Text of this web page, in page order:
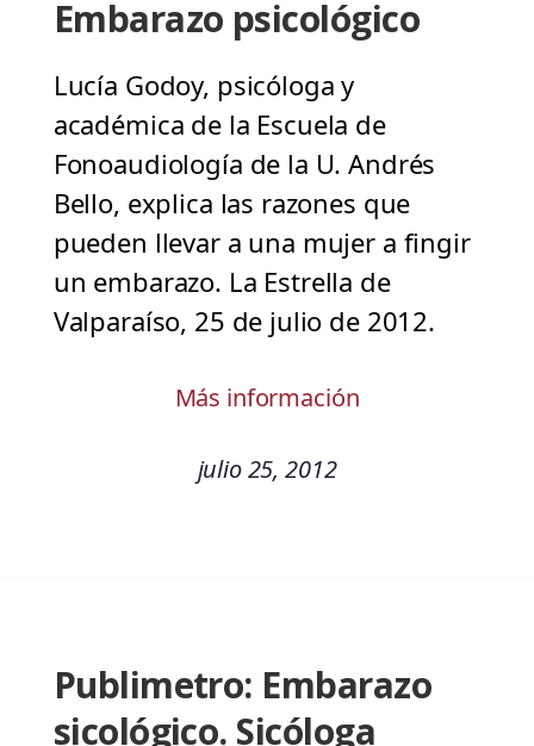
Embarazo psicológico
Lucía Godoy, psicóloga y
académica de la Escuela de
Fonoaudiología de la U. Andrés
Bello, explica las razones que
pueden llevar a una mujer a fingir
un embarazo. La Estrella de
Valparaíso, 25 de julio de 2012.
Más información
julio 25, 2012
Publimetro: Embarazo
sicológico. Sicóloga